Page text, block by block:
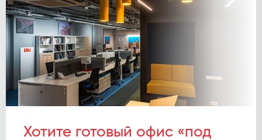
Хотите готовый офис «под